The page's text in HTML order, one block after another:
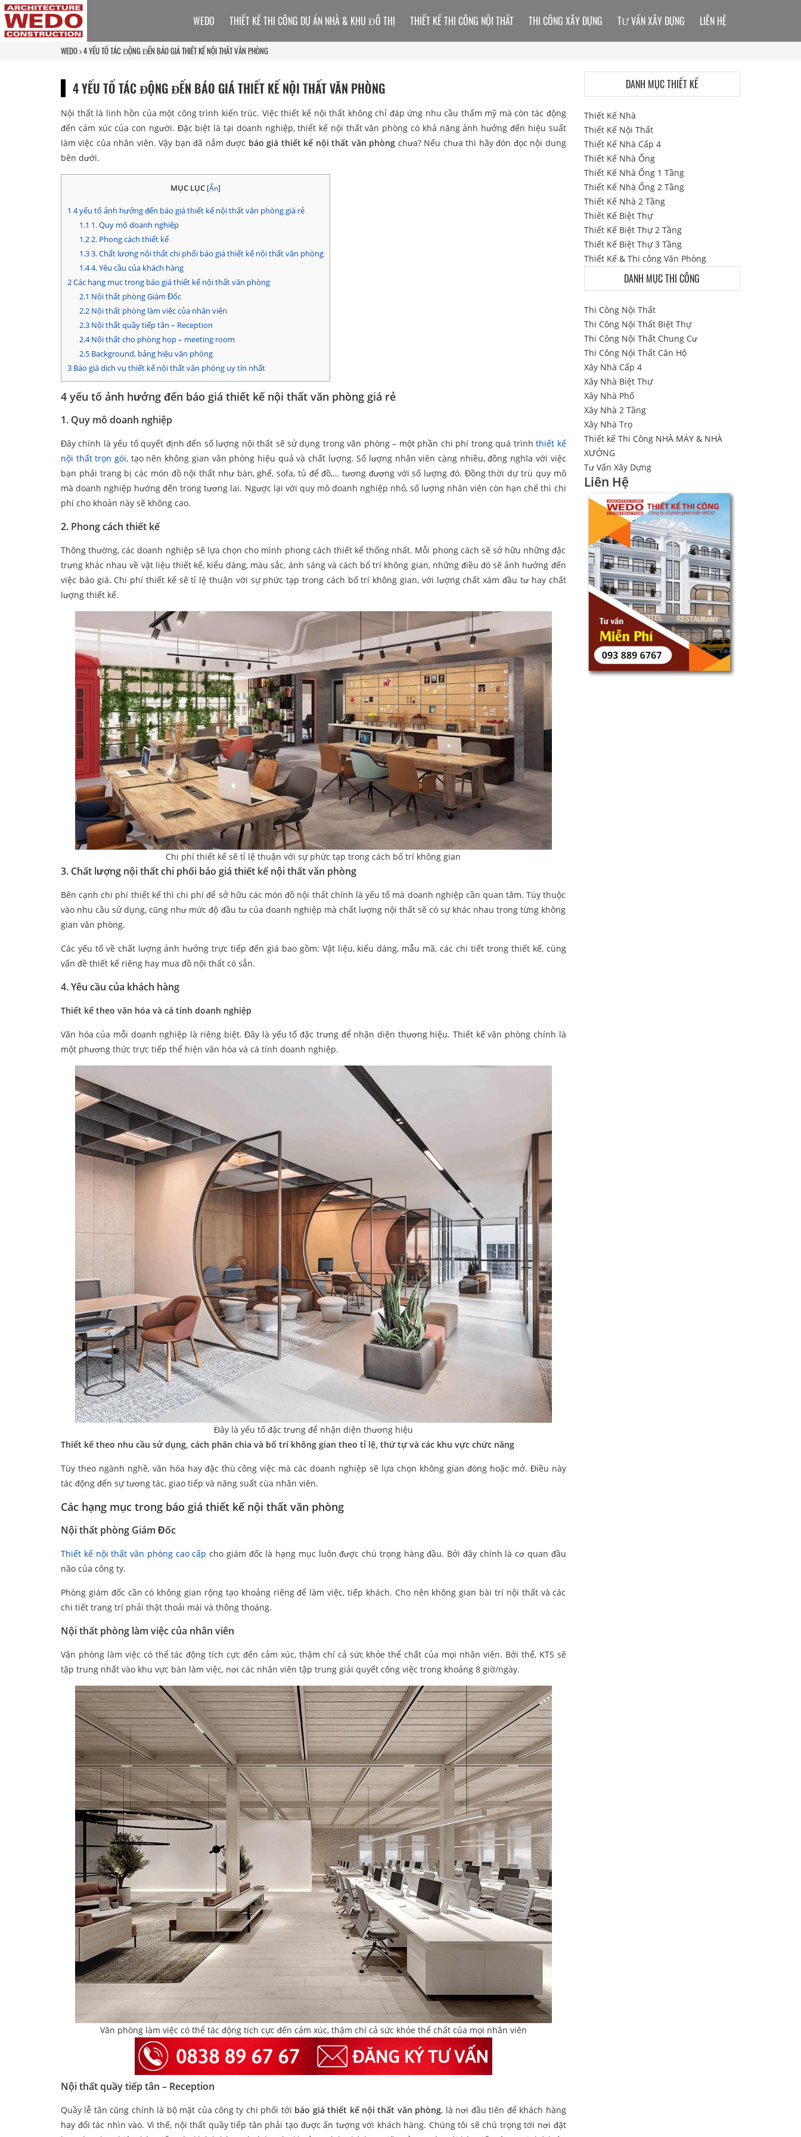
WEDO 4 YẾU TỐ TÁC ĐỘNG ĐẾN BÁO GIÁ THIẾT KẾ NỘI THẤT VĂN PHÒNG
4 YẾU TỐ TÁC ĐỘNG ĐẾN BÁO GIÁ THIẾT KẾ NỘI THẤT VĂN PHÒNG
Nội thất là linh hồn của một công trình kiến trúc. Việc thiết kế nội thất không chỉ đáp ứng nhu cầu thẩm mỹ mà còn tác động
đến cảm xúc của con người. Đặc biệt là tại doanh nghiệp, thiết kế nội thất văn phòng có khả năng ảnh hưởng đến hiệu suất
làm việc của nhân viên. Vậy bạn đã nắm được báo giá thiết kế nội thất văn phòng chưa? Nếu chưa thì hãy đón đọc nội dung
bên dưới.
MỤC LỤC [Ẩn]
1 4 yếu tố ảnh hưởng đến báo giá thiết kế nội thất văn phòng giá rẻ
1.1 1. Quy mô doanh nghiệp
1.22. Phong cách thiết kế
1.33. Chất lượng nội thất chi phối báo giá thiết kế nội thất văn phòng
1.44. Yêu cầu của khách hàng
2Các hạng mục trong báo giá thiết kế nội thất văn phòng
2.1 Nội thất phòng Giám Đốc
2.2Nội thất phòng làm việc của nhân viên
2.3Nội thất quầy tiếp tân – Reception
2.4Nội thất cho phòng họp – meeting room
2.5Background, bảng hiệu văn phòng
3 Báo giá dịch vụ thiết kế nội thất văn phòng uy tín nhất
4 yếu tố ảnh hưởng đến báo giá thiết kế nội thất văn phòng giá rẻ
1. Quy mô doanh nghiệp
Đây chính là yếu tố quyết định đến số lượng nội thất sẽ sử dụng trong văn phòng – một phần chi phí trong quá trìnhthiết kế
nội thất trọn gói, tạo nên không gian văn phòng hiệu quả và chất lượng. Số lượng nhân viên càng nhiều, đồng nghĩa với việc
bạn phải trang bị các món đồ nội thất như bàn, ghế, sofa, tủ để đồ,… tương đương với số lượng đó. Đồng thời dự trù quy mô
mà doanh nghiệp hướng đến trong tương lai. Ngược lại với quy mô doanh nghiệp nhỏ, số lượng nhân viên còn hạn chế thì chi
phí cho khoản này sẽ không cao.
2. Phong cách thiết kế
Thông thường, các doanh nghiệp sẽ lựa chọn cho mình phong cách thiết kế thống nhất. Mỗi phong cách sẽ sở hữu những đặc
trưng khác nhau về vật liệu thiết kế, kiểu dáng, màu sắc, ánh sáng và cách bố trí không gian, những điều đó sẽ ảnh hưởng đến
việc báo giá. Chi phí thiết kế sẽ tỉ lệ thuận với sự phức tạp trong cách bố trí không gian, với lượng chất xám đầu tư hay chất
lượng thiết kế.
Chi phí thiết kế sẽ tỉ lệ thuận với sự phức tạp trong cách bố trí không gian
3. Chất lượng nội thất chi phối báo giá thiết kế nội thất văn phòng
Bên cạnh chi phí thiết kế thì chi phí để sở hữu các món đồ nội thất chính là yếu tố mà doanh nghiệp cần quan tâm. Tùy thuộc
vào nhu cầu sử dụng, cũng như mức độ đầu tư của doanh nghiệp mà chất lượng nội thất sẽ có sự khác nhau trong từng không
gian văn phòng.
Các yếu tố về chất lượng ảnh hưởng trực tiếp đến giá bao gồm: Vật liệu, kiểu dáng, mẫu mã, các chi tiết trong thiết kế, cùng
vấn đề thiết kế riêng hay mua đồ nội thất có sẵn.
4. Yêu cầu của khách hàng
Thiết kế theo văn hóa và cá tính doanh nghiệp
Văn hóa của mỗi doanh nghiệp là riêng biệt. Đây là yếu tố đặc trưng để nhận diện thương hiệu. Thiết kế văn phòng chính là
một phương thức trực tiếp thể hiện văn hóa và cá tính doanh nghiệp.
Đây là yếu tố đặc trưng để nhận diện thương hiệu
Thiết kế theo nhu cầu sử dụng, cách phân chia và bố trí không gian theo tỉ lệ, thứ tự và các khu vực chức năng
Tùy theo ngành nghề, văn hóa hay đặc thù công việc mà các doanh nghiệp sẽ lựa chọn không gian đóng hoặc mở. Điều này
tác động đến sự tương tác, giao tiếp và năng suất cùa nhân viên.
Các hạng mục trong báo giá thiết kế nội thất văn phòng
Nội thất phòng Giám Đốc
Thiết kế nội thất văn phòng cao cấp cho giám đốc là hạng mục luôn được chú trọng hàng đầu. Bởi đây chính là cơ quan đầu
não của công ty.
Phòng giám đốc cần có không gian rộng tạo khoảng riêng để làm việc, tiếp khách. Cho nên không gian bài trí nội thất và các
chi tiết trang trí phải thật thoải mái và thông thoáng.
Nội thất phòng làm việc của nhân viên
Văn phòng làm việc có thể tác động tích cực đến cảm xúc, thậm chí cả sức khỏe thể chất của mọi nhân viên. Bởi thế, KTS sẽ
tập trung nhất vào khu vực bàn làm việc, nơi các nhân viên tập trung giải quyết công việc trong khoảng 8 giờ/ngày.
Văn phòng làm việc có thể tác động tích cực đến cảm xúc, thậm chí cả sức khỏe thể chất của mọi nhân viên
Nội thất quầy tiếp tân – Reception
Quầy lễ tân cũng chính là bộ mặt của công ty chi phối tới báo giá thiết kế nội thất văn phòng, là nơi đầu tiên để khách hàng
hay đối tác nhìn vào. Vì thế, nội thất quầy tiếp tân phải tạo được ấn tượng với khách hàng. Chúng tôi sẽ chú trọng tới nơi đặt
WEDO THIẾT KẾ THI CÔNG DỰ ÁN NHÀ & KHU ĐÔ THỊ THIẾT KẾ THI CÔNG NỘI THẤT THI CÔNG XÂY DỰNG TƯ VẤN XÂY DỰNG LIÊN HỆ
DANH MỤC THIẾT KẾ
Thiết Kế Nhà
Thiết Kế Nội Thất
Thiết Kế Nhà Cấp 4
Thiết Kế Nhà Ống
Thiết Kế Nhà Ống 1 Tầng
Thiết Kế Nhà Ống 2 Tầng
Thiết Kế Nhà 2 Tầng
Thiết Kế Biệt Thự
Thiết Kế Biệt Thự 2 Tầng
Thiết Kế Biệt Thự 3 Tầng
Thiết Kế & Thi công Văn Phòng
DANH MỤC THI CÔNG
Thi Công Nội Thất
Thi Công Nội Thất Biệt Thự
Thi Công Nội Thất Chung Cư
Thi Công Nội Thất Căn Hộ
Xây Nhà Cấp 4
Xây Nhà Biệt Thự
Xây Nhà Phố
Xây Nhà 2 Tầng
Xây Nhà Trọ
Thiết kế Thi Công NHÀ MÁY & NHÀ
XƯỞNG
Tư Vấn Xây Dựng
Liên Hệ